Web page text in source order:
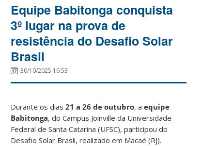
Equipe Babitonga conquista
3º lugar na prova de
resistência do Desafio Solar
Brasil
30/10/2025 16:53
Durante os dias21 a 26 de outubro, aequipe
Babitonga, do Campus Joinville da Universidade
Federal de Santa Catarina (UFSC), participou do
Desafio Solar Brasil, realizado em Macaé (RJ).